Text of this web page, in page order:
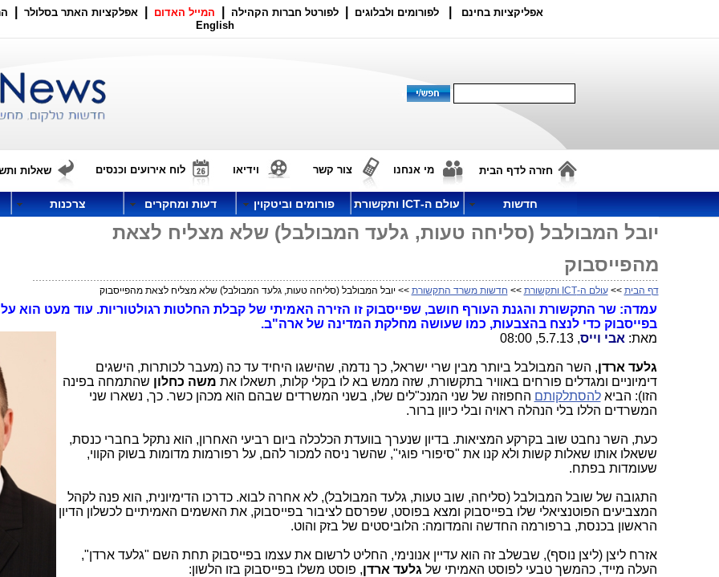
אפליקציות בחינם לפורומים ולבלוגים לפורטל חברות הקהילה המייל האדום אפלקציות האתר בסלולר
English
חזרה לדף הבית מי אנחנו צור קשר וידיאו לוח אירועים וכנסים שאלות
חדשות עולם ה-ICT ותקשורת פורומים וביטקוין דעות ומחקרים צרכנות
יובל המבולבל (סליחה טעות, גלעד המבולבל) שלא מצליח לצאת
מהפייסבוק
דף הבית >>עולם ה-ICT ותקשורת >> חדשות משרד התקשורת >> יובל המבולבל (סליחה טעות, גלעד המבולבל) שלא מצליח לצאת מהפייסבוק
עמדה: שר התקשורת והגנת העורף חושב, שפייסבוק זו הזירה האמיתי של קבלת החלטות רגולטוריות. עוד מעט הוא
בפייסבוק כדי לנצח בהצבעות, כמו שעושה מחלקת המדינה של ארה"ב.
מאת: אבי וייס, 5.7.13, 08:00
גלעד ארדן, השר המבולבל ביותר מבין שרי ישראל, כך נדמה, שהישגו היחיד עד כה (מעבר לכותרות, הישגים
דימיוניים ומגדלים פורחים באוויר בתקשורת, שזה ממש בא לו בקלי קלות, תשאלו את משה כחלון שהתמחה בפינה
הזו): הביאלהסתלקותם החפוזה של שני המנכ"לים שלו, בשני המשרדים שבהם הוא מכהן כשר. כך, נשארו שני
המשרדים הללו בלי הנהלה ראויה ובלי כיוון ברור.
כעת, השר נחבט שוב בקרקע המציאות. בדיון שנערך בוועדת הכלכלה ביום רביעי האחרון, הוא נתקל בחברי כנסת,
ששאלו אותו שאלות קשות ולא קנו את "סיפורי פוגי", שהשר ניסה למכור להם, על רפורמות מדומות בשוק הקווי,
שעומדות בפתח.
התגובה של שובל המבולבל (סליחה, שוב טעות, גלעד המבולבל), לא אחרה לבוא. כדרכו הדימיונית, הוא פנה לקהל
המצביעים הפוטנציאלי שלו בפייסבוק ומצא בפוסט, שפרסם לציבור בפייסבוק, את האשמים האמיתיים לכשלון הדיון
הראשון בכנסת, ברפורמה החדשה והמדומה: הלוביסטים של בזק והוט.
אזרח ליצן (ליצן נוסף), שבשלב זה הוא עדיין אנונימי, החליט לרשום את עצמו בפייסבוק תחת השם "גלעד ארדן",
העלה מייד, כהמשך טבעי לפוסט האמיתי של גלעד ארדן, פוסט משלו בפייסבוק בזו הלשון: